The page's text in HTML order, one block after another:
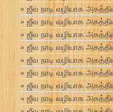
ஜீவ நாடி வழியாக
ஜீவ நாடி வழியாக
ஜீவ நாடி வழியாக
ஜீவ நாடி வழியாக
ஜீவ நாடி வழியாக
ஜீவ நாடி வழியாக
ஜீவ நாடி வழியாக
ஜீவ நாடி வழியாக